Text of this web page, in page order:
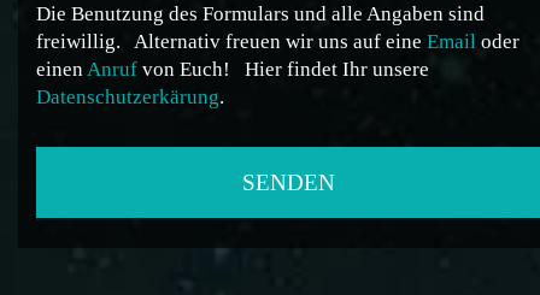
Die Benutzung des Formulars und alle Angaben sind
freiwillig.
Alternativ freuen wir uns auf eine Email oder
einenAnruf von Euch!
Hier findet Ihr unsere
Datenschutzerkärung.